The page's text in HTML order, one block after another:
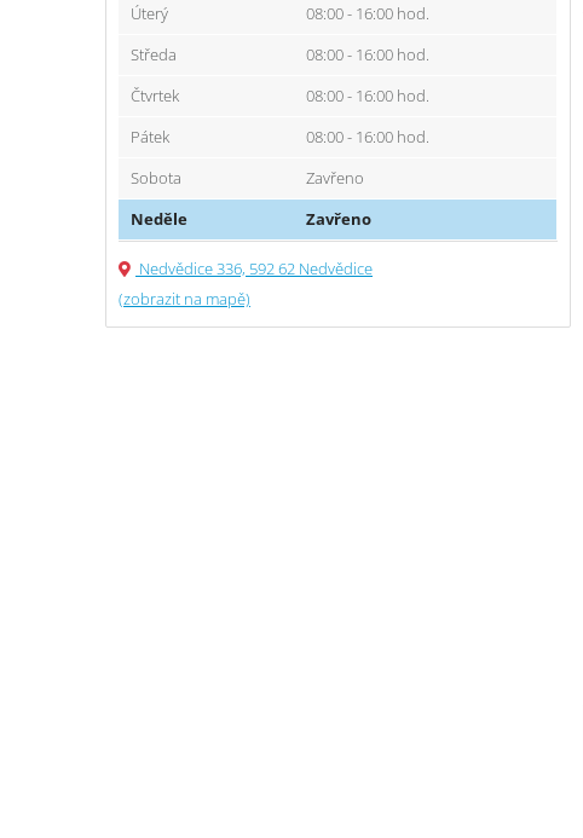
Úterý
08:00 - 16:00 hod.
Středa
08:00 - 16:00 hod.
Čtvrtek
08:00 - 16:00 hod.
Pátek
08:00 - 16:00 hod.
Sobota
Zavřeno
Neděle
Zavřeno
Nedvědice 336, 592 62 Nedvědice
(zobrazit na mapě)